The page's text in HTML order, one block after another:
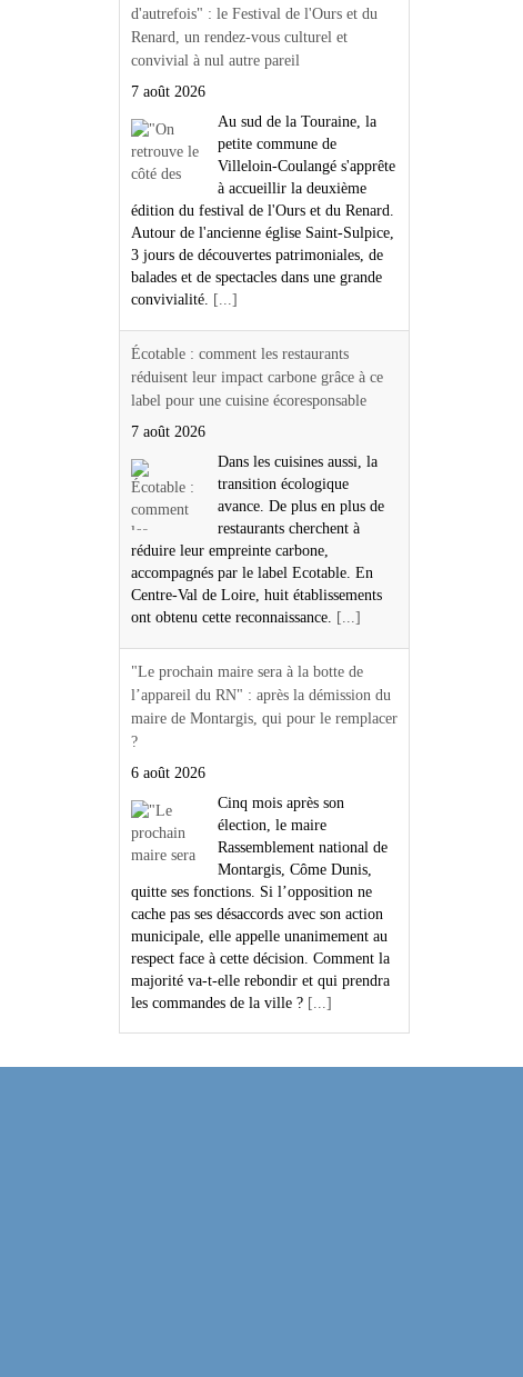
d'autrefois" : le Festival de l'Ours et du
Renard, un rendez-vous culturel et
convivial à nul autre pareil
7 août 2026
Au sud de la Touraine, la
petite commune de
Villeloin-Coulangé s'apprête
à accueillir la deuxième
édition du festival de l'Ours et du Renard.
Autour de l'ancienne église Saint-Sulpice,
3 jours de découvertes patrimoniales, de
balades et de spectacles dans une grande
convivialité.
[...]
Écotable : comment les restaurants
réduisent leur impact carbone grâce à ce
label pour une cuisine écoresponsable
7 août 2026
Dans les cuisines aussi, la
transition écologique
avance. De plus en plus de
restaurants cherchent à
réduire leur empreinte carbone,
accompagnés par le label Ecotable. En
Centre-Val de Loire, huit établissements
ont obtenu cette reconnaissance.
[...]
"Le prochain maire sera à la botte de
l’appareil du RN" : après la démission du
maire de Montargis, qui pour le remplacer
?
6 août 2026
Cinq mois après son
élection, le maire
Rassemblement national de
Montargis, Côme Dunis,
quitte ses fonctions. Si l’opposition ne
cache pas ses désaccords avec son action
municipale, elle appelle unanimement au
respect face à cette décision. Comment la
majorité va-t-elle rebondir et qui prendra
les commandes de la ville ? [...]